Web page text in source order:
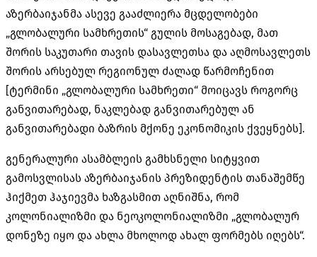
აზერბაიჯანმა ასევე გააძლიერა მცდელობები
„გლობალური სამხრეთის“ გულის მოსაგებად, მათ
შორის საკუთარი თავის დასავლეთსა და აღმოსავლეთს
შორის არსებულ რეგიონულ ძალად წარმოჩენით
[ტერმინი „გლობალური სამხრეთი“ მოიცავს როგორც
განვითარებად, ნაკლებად განვითარებულ ან
განვითარებადი ბაზრის მქონე ეკონომიკის ქვეყნებს].
გენერალური ასამბლეის გამხსნელი სიტყვით
გამოსვლისას აზერბაიჯანის პრეზიდენტის თანაშემწე
ჰიქმეთ ჰაჯიევმა ხაზგასმით აღნიშნა, რომ
კოლონიალიზმი და ნეოკოლონიალიზმი „გლობალურ
დონეზე იყო და ახლა მხოლოდ ახალ ფორმებს იღებს“.